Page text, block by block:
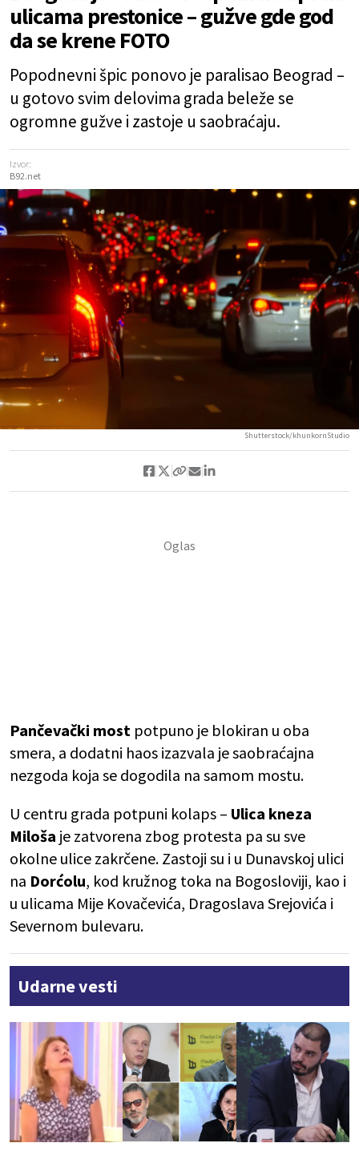
ulicama prestonice – gužve gde god
da se krene FOTO
Popodnevni špic ponovo je paralisao Beograd –
u gotovo svim delovima grada beleže se
ogromne gužve i zastoje u saobraćaju.
Izvor:
B92.net
Shutterstock/khunkornStudio
Pančevački most potpuno je blokiran u oba
smera, a dodatni haos izazvala je saobraćajna
nezgoda koja se dogodila na samom mostu.
U centru grada potpuni kolaps – Ulica kneza
Miloša je zatvorena zbog protesta pa su sve
okolne ulice zakrčene. Zastoji su i u Dunavskoj ulici
na Dorćolu, kod kružnog toka na Bogosloviji, kao i
u ulicama Mije Kovačevića, Dragoslava Srejovića i
Severnom bulevaru.
Udarne vesti